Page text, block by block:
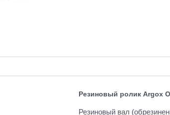
Резиновый ролик Argox
Резиновый вал